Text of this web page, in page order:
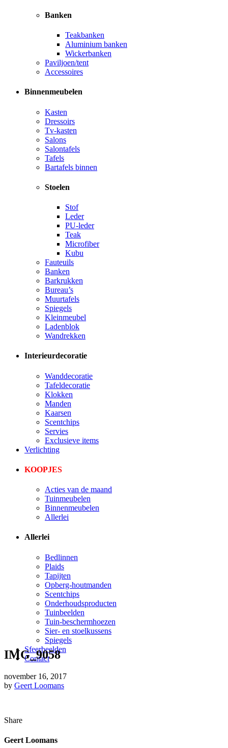
Banken
Teakbanken
Aluminium banken
Wickerbanken
Paviljoen/tent
Accessoires
Binnenmeubelen
Kasten
Dressoirs
Tv-kasten
Salons
Salontafels
Tafels
Bartafels binnen
Stoelen
Stof
Leder
PU-leder
Teak
Microfiber
Kubu
Fauteuils
Banken
Barkrukken
Bureau’s
Muurtafels
Spiegels
Kleinmeubel
Ladenblok
Wandrekken
Interieurdecoratie
Wanddecoratie
Tafeldecoratie
Klokken
Manden
Kaarsen
Scentchips
Servies
Exclusieve items
Verlichting
KOOPJES
Acties van de maand
Tuinmeubelen
Binnenmeubelen
Allerlei
Allerlei
Bedlinnen
Plaids
Tapijten
Opberg-houtmanden
Scentchips
Onderhoudsproducten
Tuinbeelden
Tuin-beschermhoezen
Sier- en stoelkussens
Spiegels
Sfeerbeelden
Contact
IMG_9058
november 16, 2017
by Geert Loomans
Share
Geert Loomans